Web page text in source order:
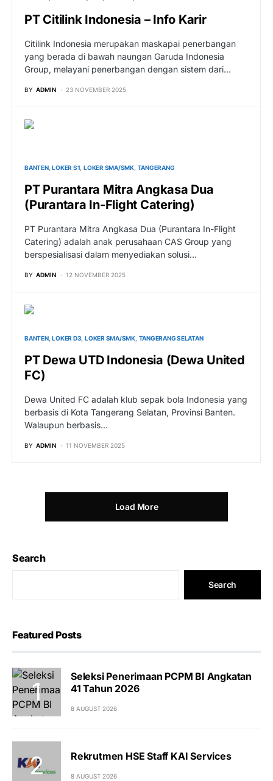
PT Citilink Indonesia – Info Karir
Citilink Indonesia merupakan maskapai penerbangan
yang berada di bawah naungan Garuda Indonesia
Group, melayani penerbangan dengan sistem dari…
BY ADMIN 23 NOVEMBER 2025
BANTEN LOKER S1 LOKER SMA/SMK TANGERANG
PT Purantara Mitra Angkasa Dua
(Purantara In-Flight Catering)
PT Purantara Mitra Angkasa Dua (Purantara In-Flight
Catering) adalah anak perusahaan CAS Group yang
berspesialisasi dalam menyediakan solusi…
BY ADMIN 12 NOVEMBER 2025
BANTEN LOKER D3 LOKER SMA/SMK TANGERANG SELATAN
PT Dewa UTD Indonesia (Dewa United
FC)
Dewa United FC adalah klub sepak bola Indonesia yang
berbasis di Kota Tangerang Selatan, Provinsi Banten.
Walaupun berbasis…
BY ADMIN 11 NOVEMBER 2025
Load More
Search
Search
Featured Posts
Seleksi Penerimaan PCPM BI Angkatan
41 Tahun 2026
8 AUGUST 2026
Rekrutmen HSE Staff KAI Services
8 AUGUST 2026